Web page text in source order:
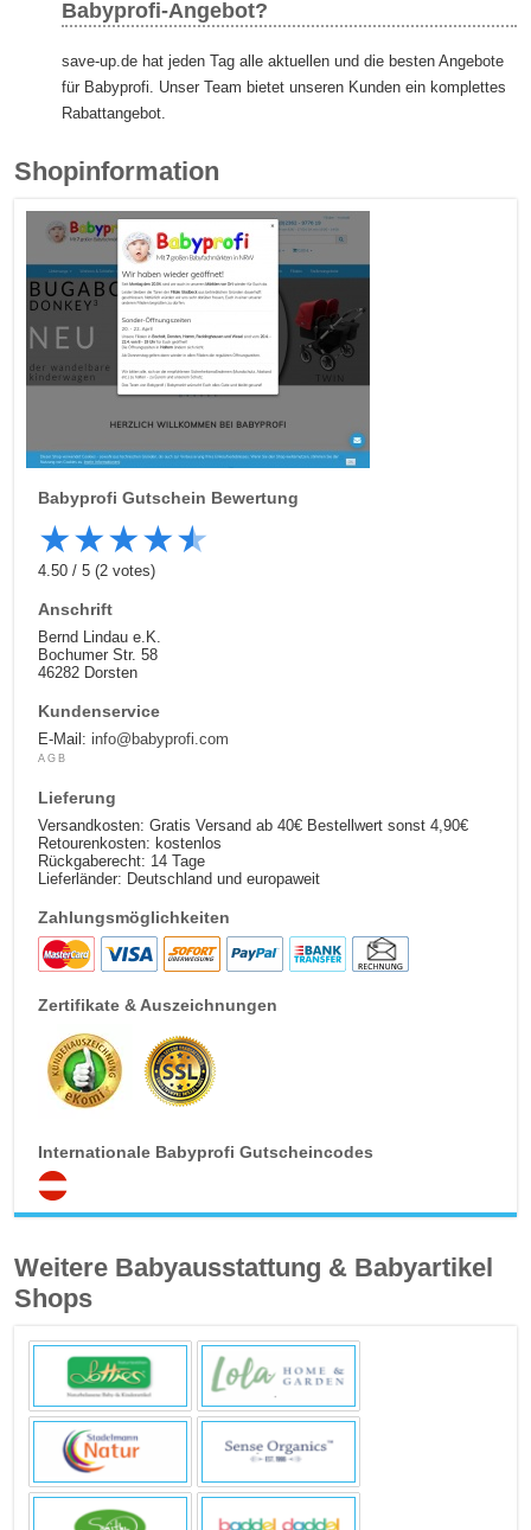
Babyprofi-Angebot?
save-up.de hat jeden Tag alle aktuellen und die besten Angebote
für Babyprofi. Unser Team bietet unseren Kunden ein komplettes
Rabattangebot.
Shopinformation
Babyprofi Gutschein Bewertung
★★★★★
4.50/5 (2 votes)
Anschrift
Bernd Lindau e.K.
Bochumer Str. 58
46282 Dorsten
Kundenservice
E-Mail:info@babyprofi.com
AGB
Lieferung
Versandkosten: Gratis Versand ab 40€ Bestellwert sonst 4,90€
Retourenkosten: kostenlos
Rückgaberecht: 14 Tage
Lieferländer: Deutschland und europaweit
Zahlungsmöglichkeiten
Zertifikate & Auszeichnungen
Internationale Babyprofi Gutscheincodes
Weitere Babyausstattung & Babyartikel
Shops